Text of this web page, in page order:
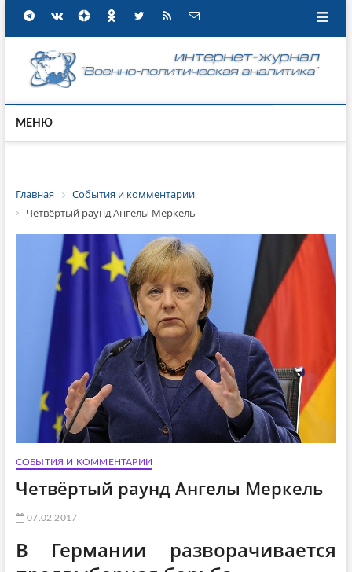
МЕНЮ
Главная
События и комментарии
Четвёртый раунд Ангелы Меркель
СОБЫТИЯ И КОММЕНТАРИИ
Четвёртый раунд Ангелы Меркель
07.02.2017
В Германии разворачивается